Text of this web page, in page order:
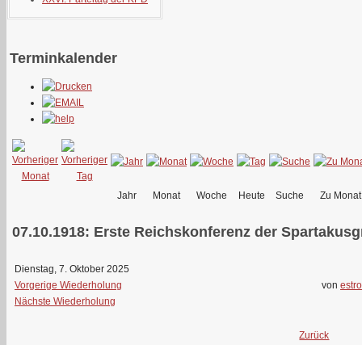
Terminkalender
Jahr Monat Woche Heute Suche Zu Monat
07.10.1918: Erste Reichskonferenz der
Dienstag, 7. Oktober 2025
Vorgerige Wiederholung
Nächste Wiederholung
von estro
Zurück